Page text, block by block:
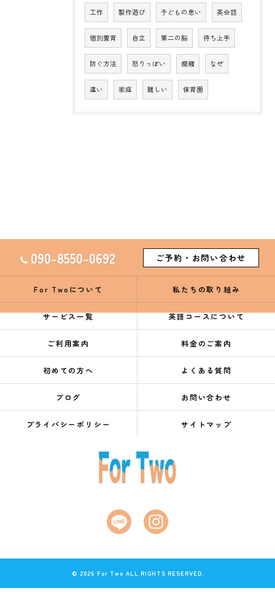
工作 製作遊び 子どもの思い 英会話
個別養育 自立 第二の脳 待ち上手
防ぐ方法 怒りっぽい 癇癪 なぜ
違い 家庭 難しい 保育園
090-8550-0692 ご予約・お問い合わせ
For Twoについて 私たちの取り組み
サービス一覧 英語コースについて
ご利用案内 料金のご案内
初めての方へ よくある質問
ブログ お問い合わせ
プライバシーポリシー サイトマップ
© 2026 For Two ALL RIGHTS RESERVED.